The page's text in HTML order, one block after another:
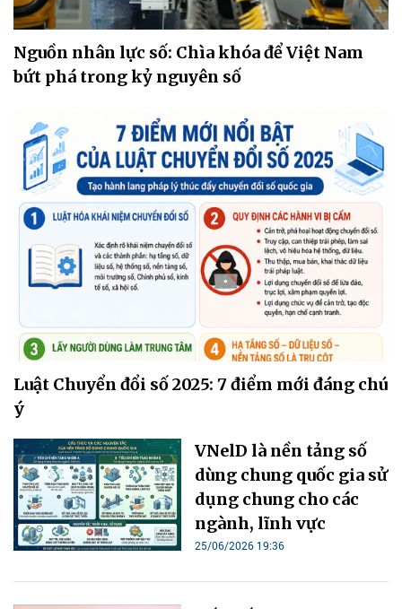
Nguồn nhân lực số: Chìa khóa để Việt Nam
bứt phá trong kỷ nguyên số
Luật Chuyển đổi số 2025: 7 điểm mới đáng chú
ý
VNelD là nền tảng số
dùng chung quốc gia sử
dụng chung cho các
ngành, lĩnh vực
25/06/2026 19:36